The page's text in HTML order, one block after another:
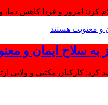
کرد: امروز و فردا کاهش
به سلاح ایمان و